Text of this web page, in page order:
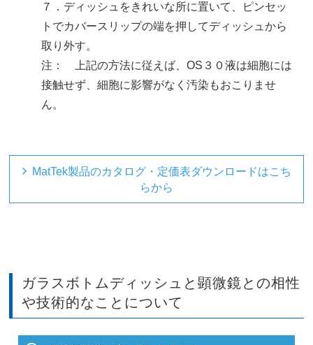
７．ディッシュをきれいな所に置いて、ピンセッ
トでカバースリップの端を押してディッシュから
取り外す。
注： 上記の方法に従えば、OS３０液は細胞には
接触せず、細胞に影響がなく汚染もおこりませ
ん。
MatTek製品のカタログ・定価表ダウンロードはこち
らから
ガラスボトムディッシュと顕微鏡との相性
や技術的なことについて